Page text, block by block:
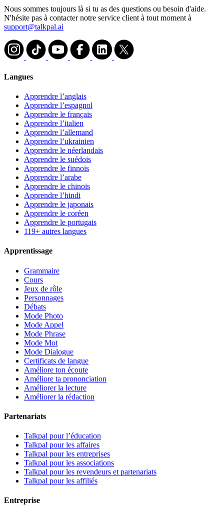
Nous sommes toujours là si tu as des questions ou besoin d'aide.
N'hésite pas à contacter notre service client à tout moment à
support@talkpal.ai
Langues
Apprendre l’anglais
Apprendre l’espagnol
Apprendre le français
Apprendre l’italien
Apprendre l’allemand
Apprendre l’ukrainien
Apprendre le néerlandais
Apprendre le suédois
Apprendre le finnois
Apprendre l’arabe
Apprendre le chinois
Apprendre l’hindi
Apprendre le japonais
Apprendre le coréen
Apprendre le portugais
119+ autres langues
Apprentissage
Grammaire
Cours
Jeux de rôle
Personnages
Débats
Mode Photo
Mode Appel
Mode Phrase
Mode Mot
Mode Dialogue
Certificats de langue
Améliore ton écoute
Améliore ta prononciation
Améliorer la lecture
Améliorer la rédaction
Partenariats
Talkpal pour l’éducation
Talkpal pour les affaires
Talkpal pour les entreprises
Talkpal pour les associations
Talkpal pour les revendeurs et partenariats
Talkpal pour les affiliés
Entreprise